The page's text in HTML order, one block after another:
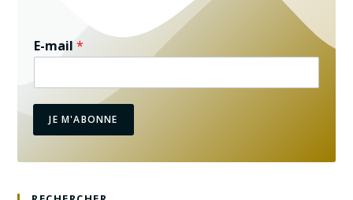
E-mail*
JE M'ABONNE